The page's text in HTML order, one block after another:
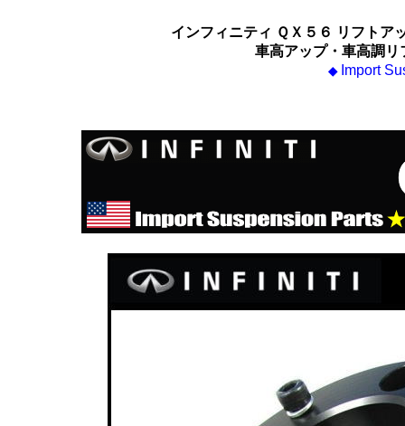
インフィニティ ＱＸ５６ リフトア
車高アップ・車高調
◆ Import